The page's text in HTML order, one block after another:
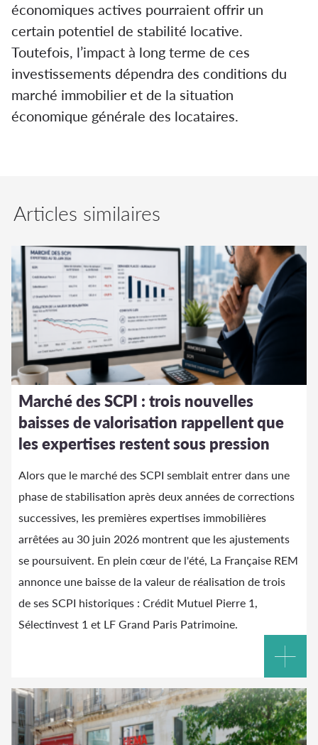
économiques actives pourraient offrir un
certain potentiel de stabilité locative.
Toutefois, l’impact à long terme de ces
investissements dépendra des conditions du
marché immobilier et de la situation
économique générale des locataires.
Articles similaires
Marché des SCPI : trois nouvelles
baisses de valorisation rappellent que
les expertises restent sous pression
Alors que le marché des SCPI semblait entrer dans une
phase de stabilisation après deux années de corrections
successives, les premières expertises immobilières
arrêtées au 30 juin 2026 montrent que les ajustements
se poursuivent. En plein cœur de l'été, La Française REM
annonce une baisse de la valeur de réalisation de trois
de ses SCPI historiques : Crédit Mutuel Pierre 1,
Sélectinvest 1 et LF Grand Paris Patrimoine.